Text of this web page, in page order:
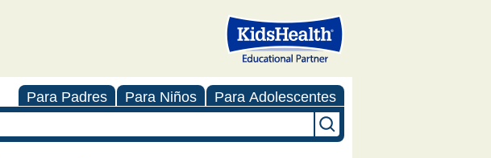
Para Padres Para Niños Para Adolescentes